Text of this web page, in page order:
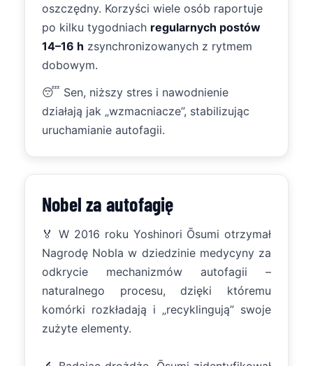
oszczędny. Korzyści wiele osób raportuje
po kilku tygodniach regularnych postów
14–16 h zsynchronizowanych z rytmem
dobowym.
😴 Sen, niższy stres i nawodnienie
działają jak „wzmacniacze”, stabilizując
uruchamianie autofagii.
Nobel za autofagię
🏅W 2016 roku Yoshinori Ōsumi otrzymał
Nagrodę Nobla w dziedzinie medycyny za
odkrycie mechanizmów autofagii –
naturalnego procesu, dzięki któremu
komórki rozkładają i „recyklingują” swoje
zużyte elementy.